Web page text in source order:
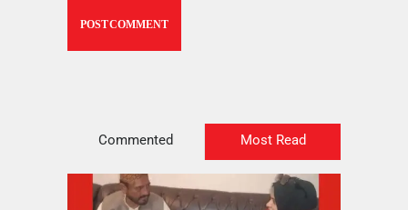
Most Read
Commented